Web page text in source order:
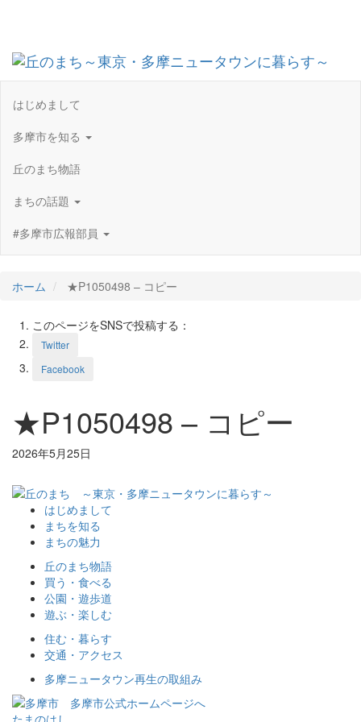
はじめまして
多摩市を知る
丘のまち物語
まちの話題
#多摩市広報部員
ホーム ★P1050498 – コピー
このページをSNSで投稿する：
Twitter
Facebook
★P1050498 – コピー
2026年5月25日
はじめまして
まちを知る
まちの魅力
丘のまち物語
買う・食べる
公園・遊歩道
遊ぶ・楽しむ
住む・暮らす
交通・アクセス
多摩ニュータウン再生の取組み
多摩市公式ホームページへ
たまのはし